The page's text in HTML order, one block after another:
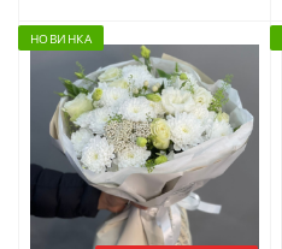
НОВИНКА